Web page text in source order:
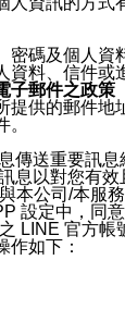
密碼及個人
料、信件或
子郵件之政策
提供的郵件
傳送重要訊
息以對您有
本公司/本服
設定中，同
LINE 官方帳
作如下：